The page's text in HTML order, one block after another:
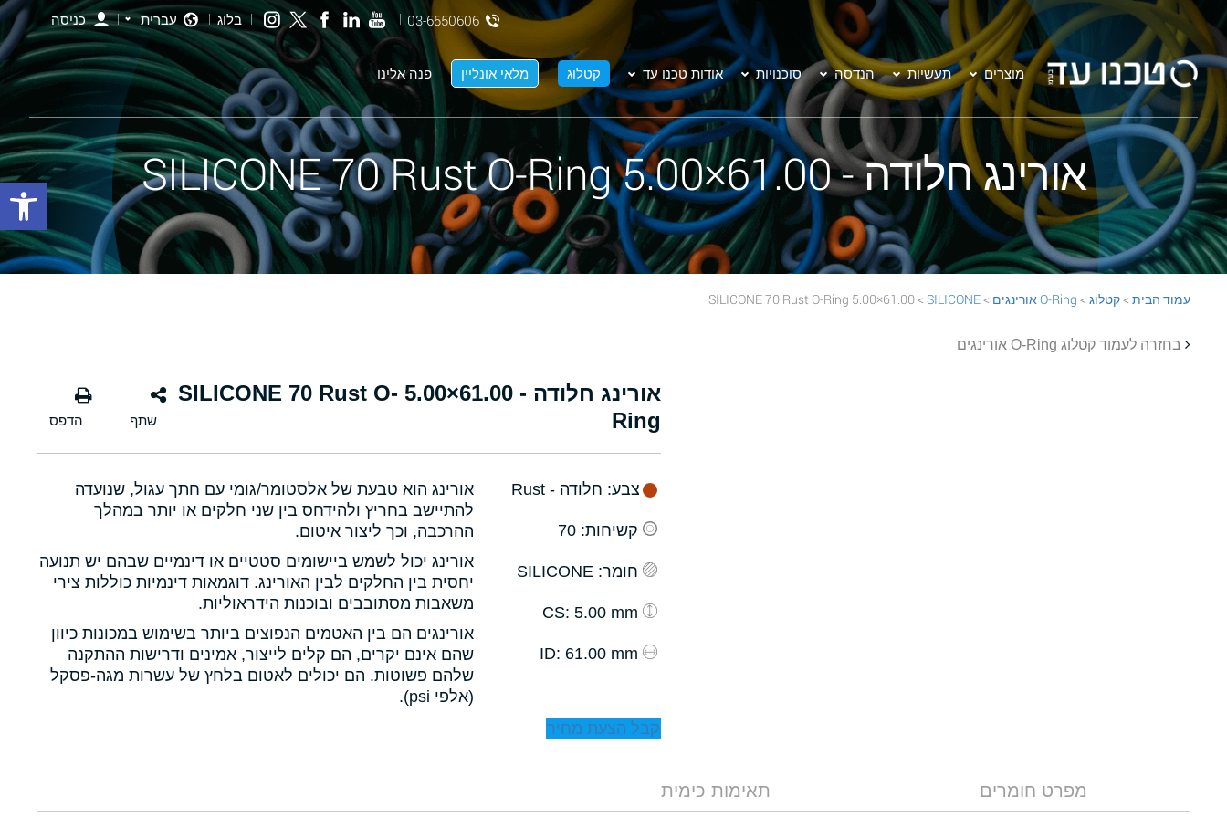
מוצרים תעשיות הנדסה סוכנויות אודות טכנו עד קטלוג מלאי אונליין פנה אלינו
03-6550606 בלוג עברית כניסה
אורינג חלודה - 61.00×5.00 SILICONE 70 Rust O-Ring
עמוד הבית >קטלוג > O-Ring אורינגים >
SILICONE
> 61.00×5.00 SILICONE 70 Rust O-Ring
בחזרה לעמוד קטלוג O-Ring אורינגים
אורינג חלודה - 61.00×5.00 SILICONE 70 Rust O-
Ring
אורינג הוא טבעת של אלסטומר/גומי עם חתך עגול, שנועדה
להתיישב בחריץ ולהידחס בין שני חלקים או יותר במהלך
ההרכבה, וכך ליצור איטום.
אורינג יכול לשמש ביישומים סטטיים או דינמיים שבהם יש תנועה
יחסית בין החלקים לבין האורינג. דוגמאות דינמיות כוללות צירי
משאבות מסתובבים ובוכנות הידראוליות.
אורינגים הם בין האטמים הנפוצים ביותר בשימוש במכונות כיוון
שהם אינם יקרים, הם קלים לייצור, אמינים ודרישות ההתקנה
שלהם פשוטות. הם יכולים לאטום בלחץ של עשרות מגה-פסקל
(אלפי psi).
צבע: חלודה - Rust
קשיחות: 70
חומר: SILICONE
: 5.00 mm
: 61.00 mm
קבל הצעת מחיר
מפרט חומרים תאימות כימית
פתח